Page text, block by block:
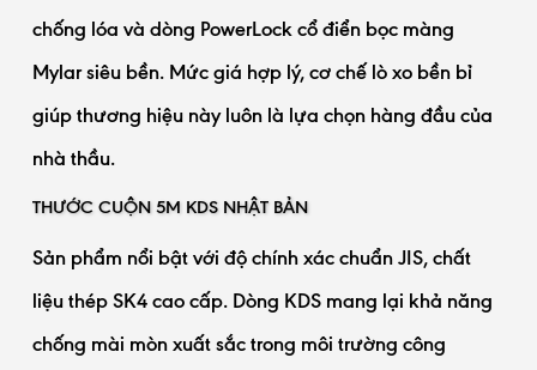
chống lóa và dòng PowerLock cổ điển bọc màng
Mylar siêu bền. Mức giá hợp lý, cơ chế lò xo bền bỉ
giúp thương hiệu này luôn là lựa chọn hàng đầu của
nhà thầu.
THƯỚC CUỘN 5M KDS NHẬT BẢN
Sản phẩm nổi bật với độ chính xác chuẩn JIS, chất
liệu thép SK4 cao cấp. Dòng KDS mang lại khả năng
chống mài mòn xuất sắc trong môi trường công